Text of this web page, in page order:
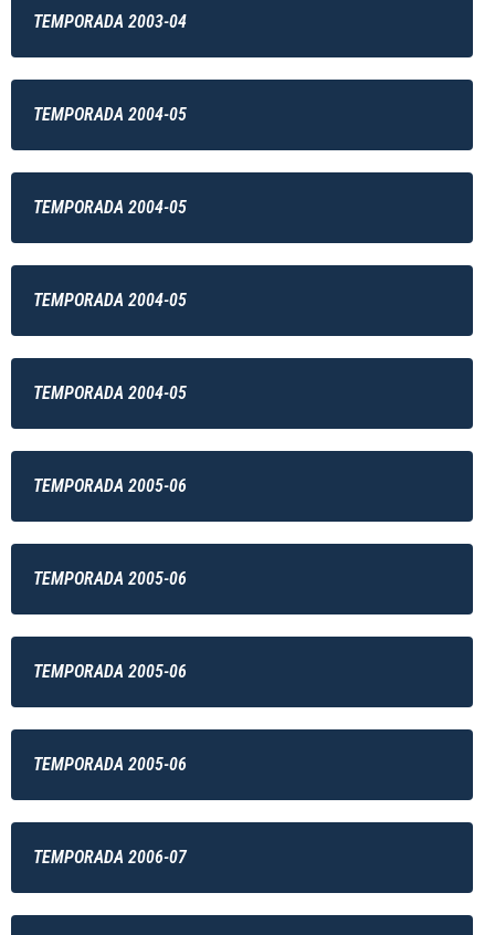
TEMPORADA 2003-04
TEMPORADA 2004-05
TEMPORADA 2004-05
TEMPORADA 2004-05
TEMPORADA 2004-05
TEMPORADA 2005-06
TEMPORADA 2005-06
TEMPORADA 2005-06
TEMPORADA 2005-06
TEMPORADA 2006-07